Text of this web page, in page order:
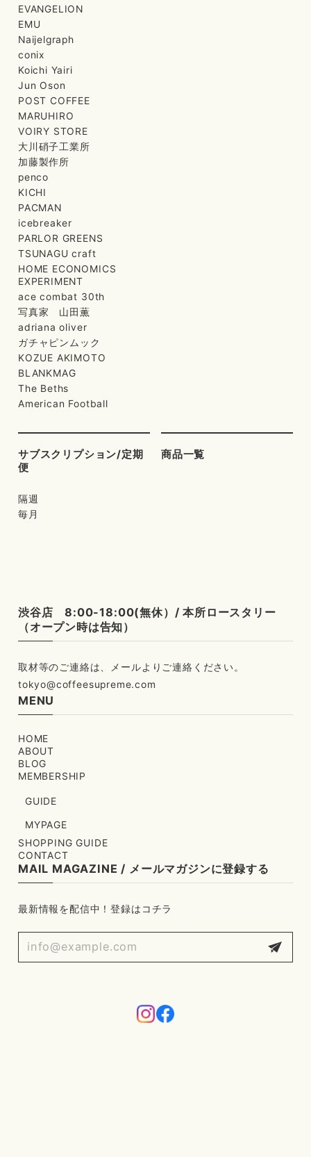
EVANGELION
EMU
Naijelgraph
conix
Koichi Yairi
Jun Oson
POST COFFEE
MARUHIRO
VOIRY STORE
大川硝子工業所
加藤製作所
penco
KICHI
PACMAN
icebreaker
PARLOR GREENS
TSUNAGU craft
HOME ECONOMICS
EXPERIMENT
ace combat 30th
写真家 山田薫
adriana oliver
ガチャピンムック
KOZUE AKIMOTO
BLANKMAG
The Beths
American Football
サブスクリプション/定期
便
隔週
毎月
商品一覧
渋谷店 8:00-18:00(無休）/ 本所ロースタリー
（オープン時は告知）
tokyo@coffeesupreme.com
MENU
HOME
ABOUT
BLOG
MEMBERSHIP
GUIDE
MYPAGE
SHOPPING GUIDE
CONTACT
MAIL MAGAZINE / メールマガジンに登録する
最新情報を配信中！登録はコチラ